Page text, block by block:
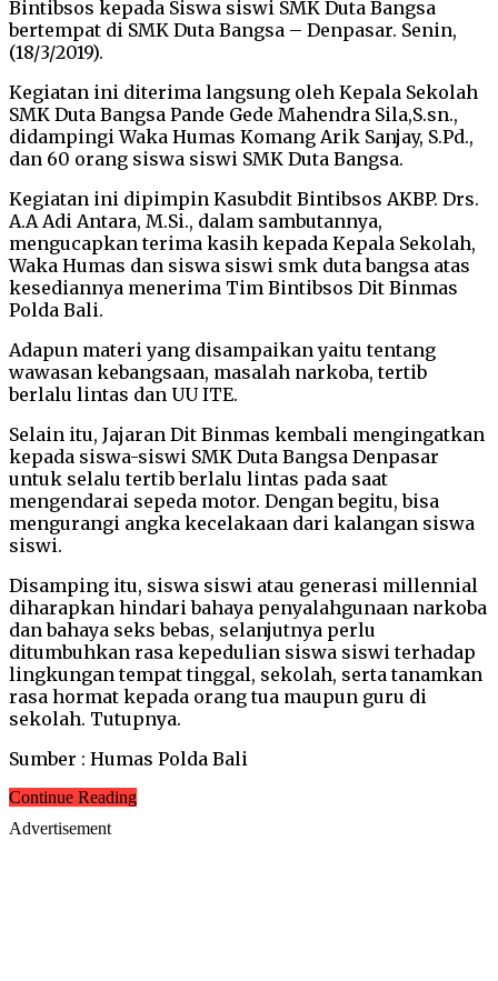
Bintibsos kepada Siswa siswi SMK Duta Bangsa
bertempat di SMK Duta Bangsa – Denpasar. Senin,
(18/3/2019).
Kegiatan ini diterima langsung oleh Kepala Sekolah
SMK Duta Bangsa Pande Gede Mahendra Sila,S.sn.,
didampingi Waka Humas Komang Arik Sanjay, S.Pd.,
dan 60 orang siswa siswi SMK Duta Bangsa.
Kegiatan ini dipimpin Kasubdit Bintibsos AKBP. Drs.
A.A Adi Antara, M.Si., dalam sambutannya,
mengucapkan terima kasih kepada Kepala Sekolah,
Waka Humas dan siswa siswi smk duta bangsa atas
kesediannya menerima Tim Bintibsos Dit Binmas
Polda Bali.
Adapun materi yang disampaikan yaitu tentang
wawasan kebangsaan, masalah narkoba, tertib
berlalu lintas dan UU ITE.
Selain itu, Jajaran Dit Binmas kembali mengingatkan
kepada siswa-siswi SMK Duta Bangsa Denpasar
untuk selalu tertib berlalu lintas pada saat
mengendarai sepeda motor. Dengan begitu, bisa
mengurangi angka kecelakaan dari kalangan siswa
siswi.
Disamping itu, siswa siswi atau generasi millennial
diharapkan hindari bahaya penyalahgunaan narkoba
dan bahaya seks bebas, selanjutnya perlu
ditumbuhkan rasa kepedulian siswa siswi terhadap
lingkungan tempat tinggal, sekolah, serta tanamkan
rasa hormat kepada orang tua maupun guru di
sekolah. Tutupnya.
Sumber : Humas Polda Bali
Continue Reading
Advertisement